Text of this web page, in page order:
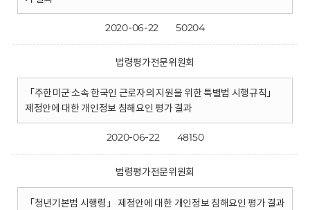
2020-06-22 50204
법령평가전문위원회
「주한미군 소속 한국인 근로자의 지원을 위한 특별법 시행규칙」
제정안에 대한 개인정보 침해요인 평가 결과
2020-06-22 48150
법령평가전문위원회
「청년기본법 시행령」 제정안에 대한 개인정보 침해요인 평가 결과